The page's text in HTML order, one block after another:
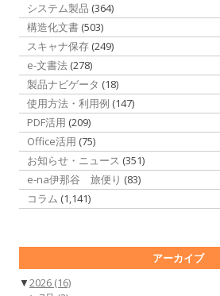
システム製品 (364)
構造化文書 (503)
スキャナ保存 (249)
e-文書法 (278)
製品ナビゲータ (18)
使用方法・利用例 (147)
PDF活用 (209)
Office活用 (75)
お知らせ・ニュース (351)
e-na伊那谷 旅便り (83)
コラム (1,141)
アーカイブ
▼2026 (16)